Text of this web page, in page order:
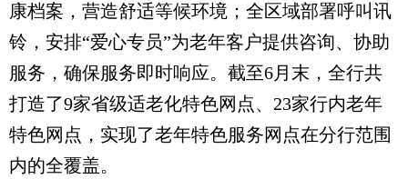
康档案，营造舒适等候环境；全区域部署呼叫讯
铃，安排“爱心专员”为老年客户提供咨询、协助
服务，确保服务即时响应。截至6月末，全行共
打造了9家省级适老化特色网点、23家行内老年
特色网点，实现了老年特色服务网点在分行范围
内的全覆盖。